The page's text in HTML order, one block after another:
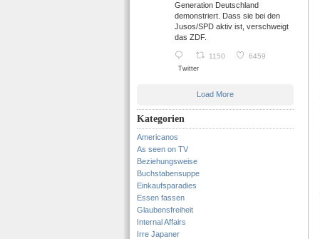
Generation Deutschland
demonstriert. Dass sie bei den
Jusos/SPD aktiv ist, verschweigt
das ZDF.
1150 6459
Twitter
Load More
Kategorien
Americanos
As seen on TV
Beziehungsweise
Buchstabensuppe
Einkaufsparadies
Essen fassen
Glaubensfreiheit
Internal Affairs
Irre Japaner